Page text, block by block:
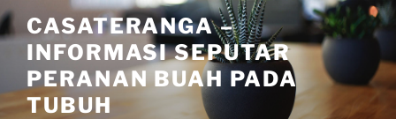
Skip
to
content
CASATERANGA –
INFORMASI SEPUTAR
PERANAN BUAH PADA
TUBUH